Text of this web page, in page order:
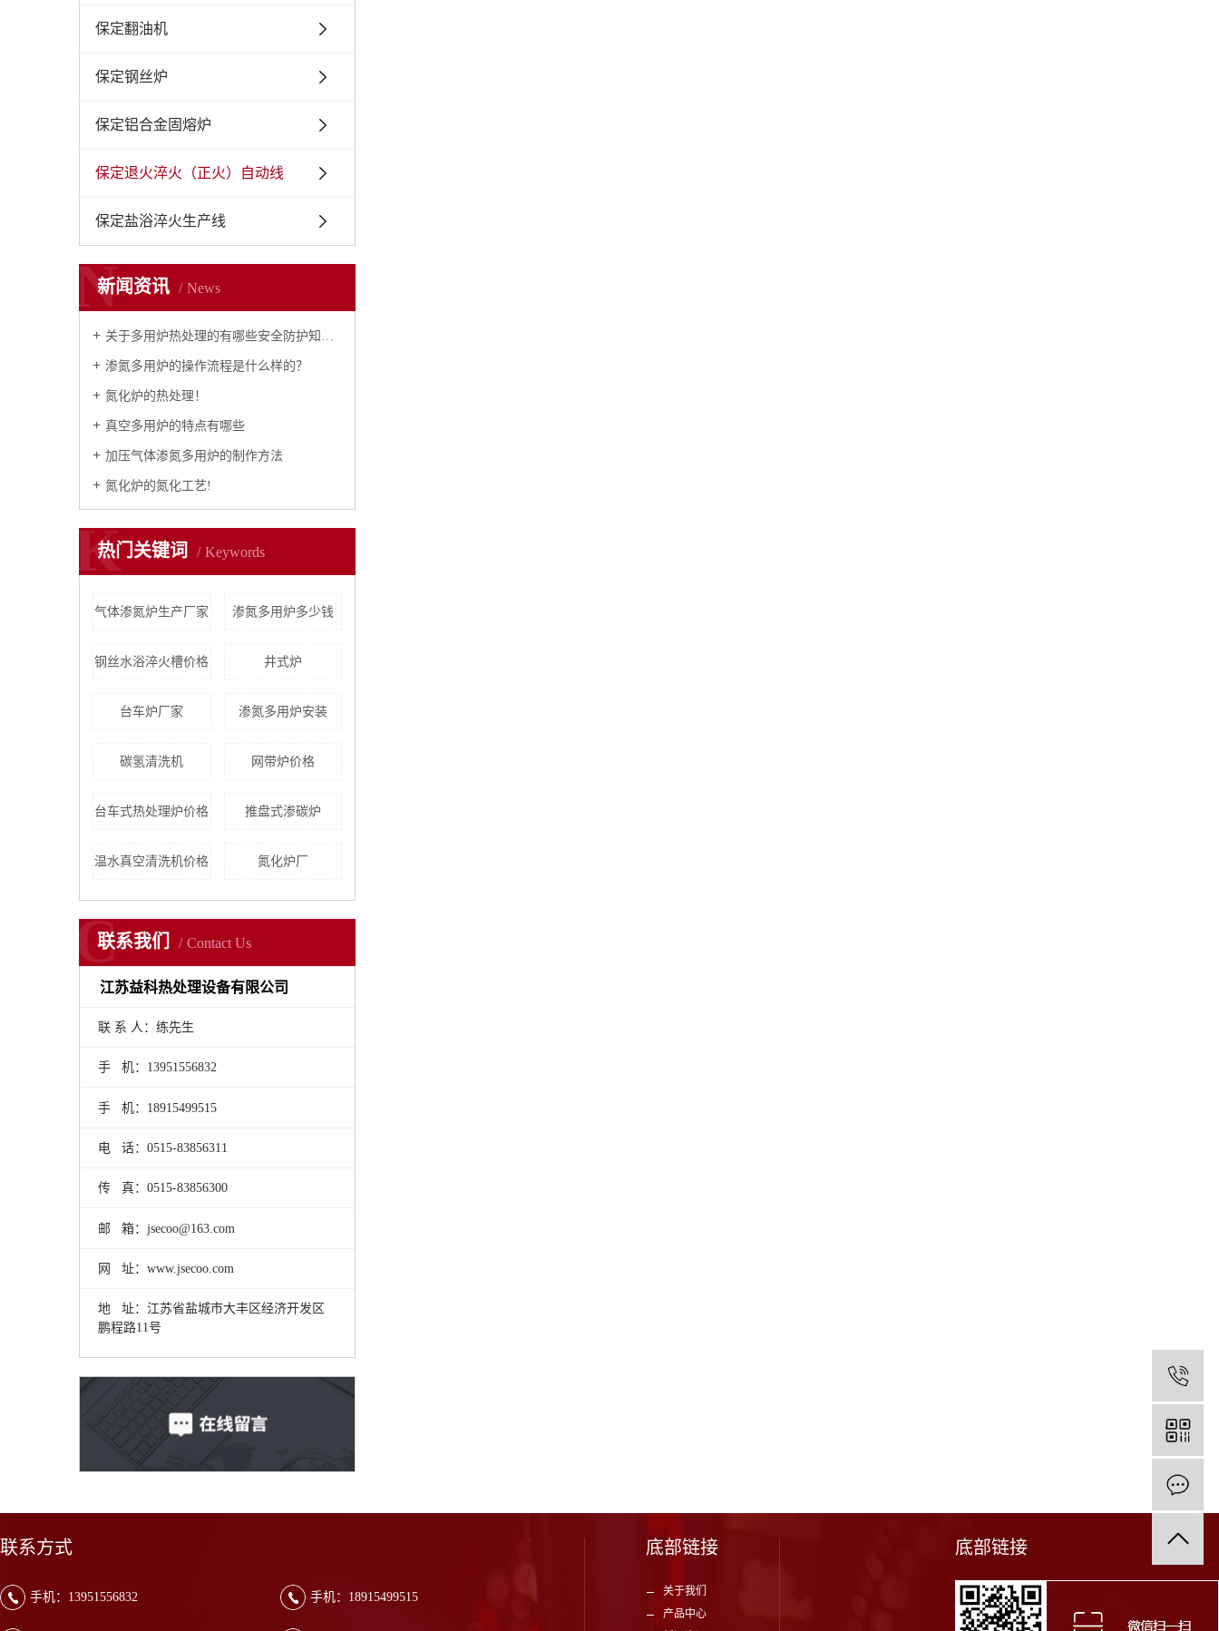
保定翻油机
保定钢丝炉
保定铝合金固熔炉
保定退火淬火（正火）自动线
保定盐浴淬火生产线
新闻资讯 News
N
关于多用炉热处理的有哪些安全防护知识？
渗氮多用炉的操作流程是什么样的？
氮化炉的热处理！
真空多用炉的特点有哪些
加压气体渗氮多用炉的制作方法
氮化炉的氮化工艺!
热门关键词 Keywords
K
气体渗氮炉生产厂家 渗氮多用炉多少钱
钢丝水浴淬火槽价格 井式炉
台车炉厂家 渗氮多用炉安装
碳氢清洗机 网带炉价格
台车式热处理炉价格 推盘式渗碳炉
温水真空清洗机价格 氮化炉厂
联系我们 Contact Us
C
江苏益科热处理设备有限公司
联 系 人：练先生
手 机：13951556832
手 机：18915499515
电 话：0515-83856311
传 真：0515-83856300
邮 箱：jsecoo@163.com
网 址：www.jsecoo.com
地 址：江苏省盐城市大丰区经济开发区
鹏程路11号
联系方式
手机：13951556832 手机：18915499515
底部链接
关于我们
产品中心
底部链接